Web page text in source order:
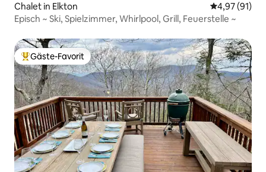
Chalet in Elkton
4,97 (91)
Episch ~ Ski, Spielzimmer, Whirlpool, Grill, Feuerstelle ~
Beliebter Gäste-Favorit.
Gäste-Favorit